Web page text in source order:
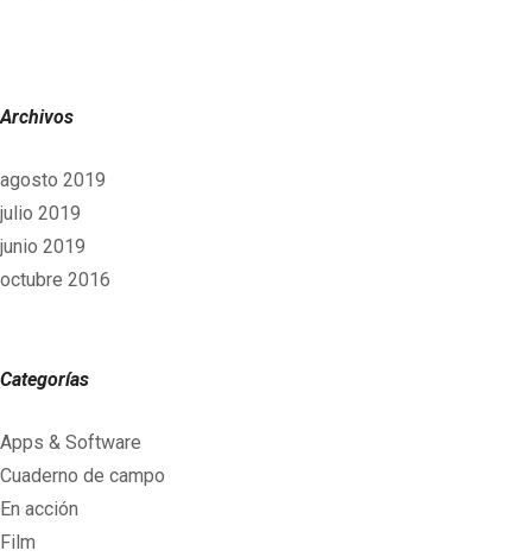
Archivos
agosto 2019
julio 2019
junio 2019
octubre 2016
Categorías
Apps & Software
Cuaderno de campo
En acción
Film